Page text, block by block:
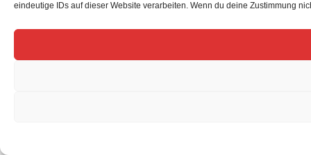
eindeutige IDs auf dieser Website verarbeiten. Wenn du deine Zustimmung